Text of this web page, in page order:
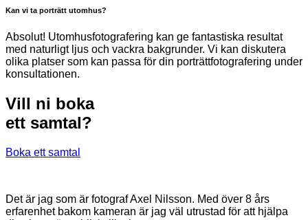
Kan vi ta porträtt utomhus?
Absolut! Utomhusfotografering kan ge fantastiska resultat
med naturligt ljus och vackra bakgrunder. Vi kan diskutera
olika platser som kan passa för din porträttfotografering under
konsultationen.
Vill ni boka
ett samtal?
Boka ett samtal
Det är jag som är fotograf Axel Nilsson. Med över 8 års
erfarenhet bakom kameran är jag väl utrustad för att hjälpa